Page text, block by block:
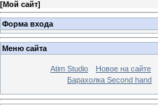
[Мой сайт]
Форма входа
Меню сайта
Atim Studio Новое на сайте
Барахолка Second hand